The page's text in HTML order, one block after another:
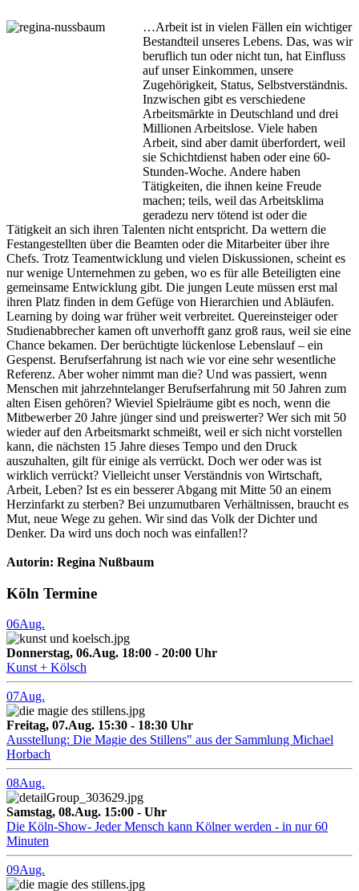
…Arbeit ist in vielen Fällen ein wichtiger
Bestandteil unseres Lebens. Das, was wir
beruflich tun oder nicht tun, hat Einfluss
auf unser Einkommen, unsere
Zugehörigkeit, Status, Selbstverständnis.
Inzwischen gibt es verschiedene
Arbeitsmärkte in Deutschland und drei
Millionen Arbeitslose. Viele haben
Arbeit, sind aber damit überfordert, weil
sie Schichtdienst haben oder eine 60-
Stunden-Woche. Andere haben
Tätigkeiten, die ihnen keine Freude
machen; teils, weil das Arbeitsklima
geradezu nerv tötend ist oder die
Tätigkeit an sich ihren Talenten nicht entspricht. Da wettern die
Festangestellten über die Beamten oder die Mitarbeiter über ihre
Chefs. Trotz Teamentwicklung und vielen Diskussionen, scheint es
nur wenige Unternehmen zu geben, wo es für alle Beteiligten eine
gemeinsame Entwicklung gibt. Die jungen Leute müssen erst mal
ihren Platz finden in dem Gefüge von Hierarchien und Abläufen.
Learning by doing war früher weit verbreitet. Quereinsteiger oder
Studienabbrecher kamen oft unverhofft ganz groß raus, weil sie eine
Chance bekamen. Der berüchtigte lückenlose Lebenslauf – ein
Gespenst. Berufserfahrung ist nach wie vor eine sehr wesentliche
Referenz. Aber woher nimmt man die? Und was passiert, wenn
Menschen mit jahrzehntelanger Berufserfahrung mit 50 Jahren zum
alten Eisen gehören? Wieviel Spielräume gibt es noch, wenn die
Mitbewerber 20 Jahre jünger sind und preiswerter? Wer sich mit 50
wieder auf den Arbeitsmarkt schmeißt, weil er sich nicht vorstellen
kann, die nächsten 15 Jahre dieses Tempo und den Druck
auszuhalten, gilt für einige als verrückt. Doch wer oder was ist
wirklich verrückt? Vielleicht unser Verständnis von Wirtschaft,
Arbeit, Leben? Ist es ein besserer Abgang mit Mitte 50 an einem
Herzinfarkt zu sterben? Bei unzumutbaren Verhältnissen, braucht es
Mut, neue Wege zu gehen. Wir sind das Volk der Dichter und
Denker. Da wird uns doch noch was einfallen!?
Autorin: Regina Nußbaum
Köln Termine
06Aug.
Donnerstag, 06.Aug. 18:00 - 20:00 Uhr
Kunst + Kölsch
07Aug.
Freitag, 07.Aug. 15:30 - 18:30 Uhr
Ausstellung: Die Magie des Stillens" aus der Sammlung Michael
Horbach
08Aug.
Samstag, 08.Aug. 15:00 - Uhr
Die Köln-Show- Jeder Mensch kann Kölner werden - in nur 60
Minuten
09Aug.